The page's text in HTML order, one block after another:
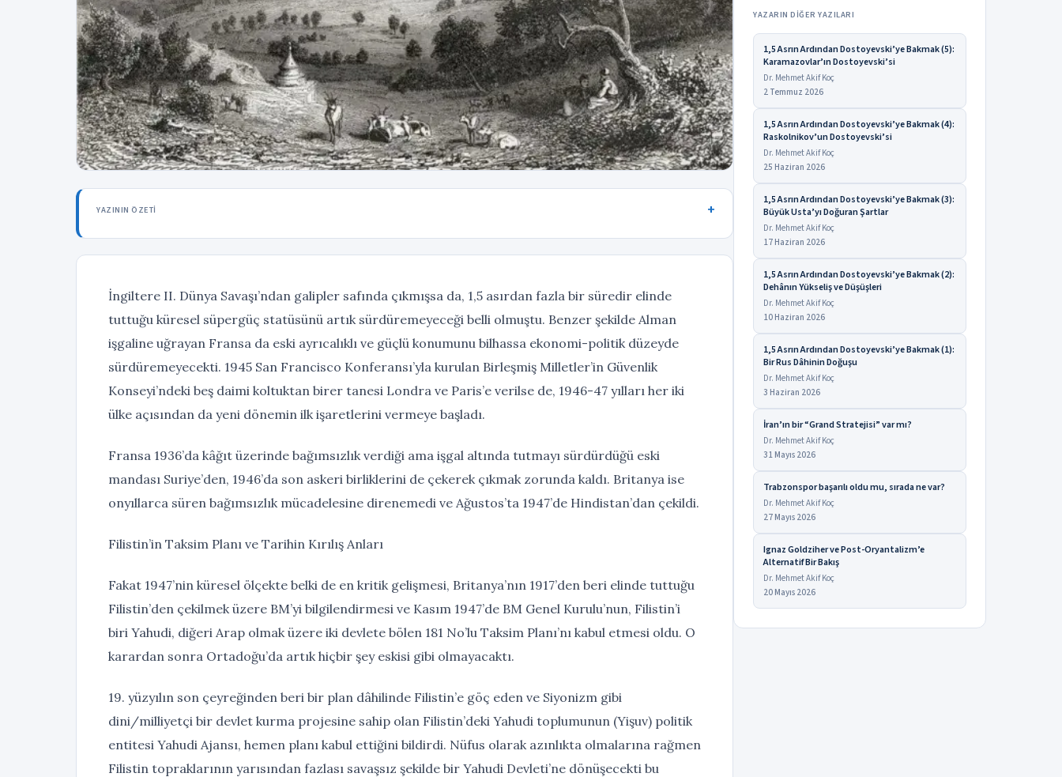
YAZININ ÖZETI
İngiltere II. Dünya Savaşı’ndan galipler safında çıkmışsa da, 1,5 asırdan fazla bir süredir elinde
tuttuğu küresel süpergüç statüsünü artık sürdüremeyeceği belli olmuştu. Benzer şekilde Alman
işgaline uğrayan Fransa da eski ayrıcalıklı ve güçlü konumunu bilhassa ekonomi-politik düzeyde
sürdüremeyecekti. 1945 San Francisco Konferansı’yla kurulan Birleşmiş Milletler’in Güvenlik
Konseyi’ndeki beş daimi koltuktan birer tanesi Londra ve Paris’e verilse de, 1946-47 yılları her iki
ülke açısından da yeni dönemin ilk işaretlerini vermeye başladı.
Fransa 1936’da kâğıt üzerinde bağımsızlık verdiği ama işgal altında tutmayı sürdürdüğü eski
mandası Suriye’den, 1946’da son askeri birliklerini de çekerek çıkmak zorunda kaldı. Britanya ise
onyıllarca süren bağımsızlık mücadelesine direnemedi ve Ağustos’ta 1947’de Hindistan’dan çekildi.
Filistin’in Taksim Planı ve Tarihin Kırılış Anları
Fakat 1947’nin küresel ölçekte belki de en kritik gelişmesi, Britanya’nın 1917’den beri elinde tuttuğu
Filistin’den çekilmek üzere BM’yi bilgilendirmesi ve Kasım 1947’de BM Genel Kurulu’nun, Filistin’i
biri Yahudi, diğeri Arap olmak üzere iki devlete bölen 181 No’lu Taksim Planı’nı kabul etmesi oldu. O
karardan sonra Ortadoğu’da artık hiçbir şey eskisi gibi olmayacaktı.
19. yüzyılın son çeyreğinden beri bir plan dâhilinde Filistin’e göç eden ve Siyonizm gibi
dini/milliyetçi bir devlet kurma projesine sahip olan Filistin’deki Yahudi toplumunun (Yişuv) politik
entitesi Yahudi Ajansı, hemen planı kabul ettiğini bildirdi. Nüfus olarak azınlıkta olmalarına rağmen
Filistin topraklarının yarısından fazlası savaşsız şekilde bir Yahudi Devleti’ne dönüşecekti bu
YAZARIN DIĞER YAZILARI
1,5 Asrın Ardından Dostoyevski’ye Bakmak (5):
Karamazovlar’ın Dostoyevski’si
Dr. Mehmet Akif Koç
2 Temmuz 2026
1,5 Asrın Ardından Dostoyevski’ye Bakmak (4):
Raskolnikov’un Dostoyevski’si
Dr. Mehmet Akif Koç
25 Haziran 2026
1,5 Asrın Ardından Dostoyevski’ye Bakmak (3):
Büyük Usta’yı Doğuran Şartlar
Dr. Mehmet Akif Koç
17 Haziran 2026
1,5 Asrın Ardından Dostoyevski’ye Bakmak (2):
Dehânın Yükseliş ve Düşüşleri
Dr. Mehmet Akif Koç
10 Haziran 2026
1,5 Asrın Ardından Dostoyevski’ye Bakmak (1):
Bir Rus Dâhinin Doğuşu
Dr. Mehmet Akif Koç
3 Haziran 2026
İran’ın bir “Grand Stratejisi” var mı?
Dr. Mehmet Akif Koç
31 Mayıs 2026
Trabzonspor başarılı oldu mu, sırada ne var?
Dr. Mehmet Akif Koç
27 Mayıs 2026
Ignaz Goldziher ve Post-Oryantalizm’e
Alternatif Bir Bakış
Dr. Mehmet Akif Koç
20 Mayıs 2026